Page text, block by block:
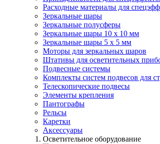
Расходные материалы для
Зеркальные шары
Зеркальные полусферы
Зеркальные шары 10 х 10 мм
Зеркальные шары 5 х 5 мм
Моторы для зеркальных шаров
Штативы для осветительных
Подвесные системы
Комплекты систем подвесов для
Телескопические подвесы
Элементы крепления
Пантографы
Рельсы
Каретки
Аксессуары
Осветительное оборудование